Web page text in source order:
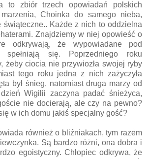
to zbiór trzech opowiadań polskich
Choinka do samego nieba,
świąteczne.. Każde z nich to oddzielna
Znajdziemy w niej opowieść o
odkrywają, że wypowiadane pod
spełniają się. Poprzedniego roku
żeby ciocia nie przywiozła swojej ryby
tego roku jedna z nich zażyczyła
był śnieg, natomiast druga marzy od
Wigilii zaczyna padać śnieżyca,
nie docierają, ale czy na pewno?
w ich domu jakiś specjalny gość?
również o bliźniakach, tym razem
Są bardzo różni, ona dobra i
egoistyczny. Chłopiec odkrywa, że